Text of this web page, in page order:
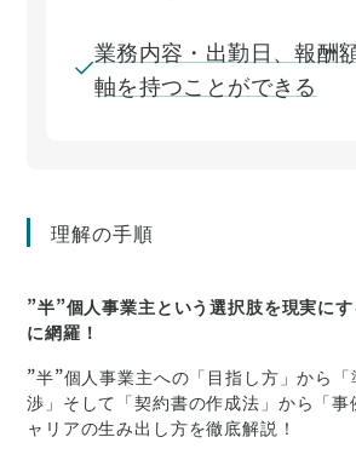
業務内容・出勤日、報酬
軸を持つことができる
理解の手順
”半”個人事業主という選択肢を現実に
に網羅！
”半”個人事業主への「目指し方」から
渉」そして「契約書の作成法」から「
ャリアの生み出し方を徹底解説！